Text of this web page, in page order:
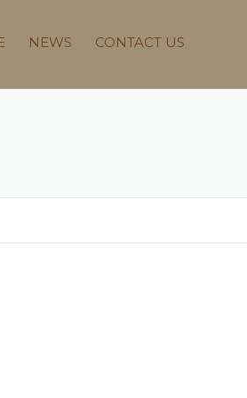
NEWS CONTACT US